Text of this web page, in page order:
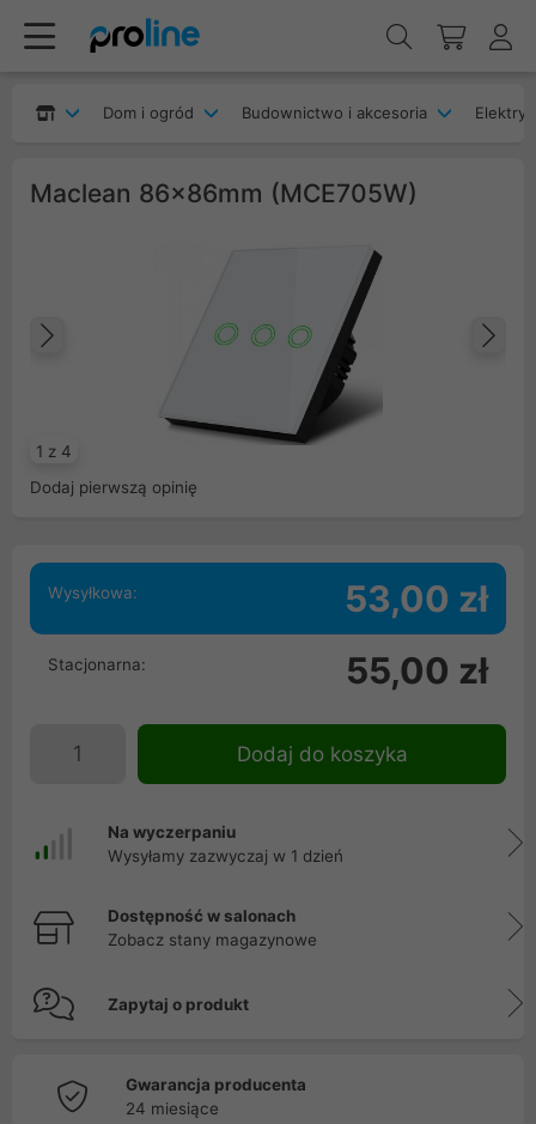
Dom i ogród Budownictwo i akcesoria
Maclean 86x86mm (MCE705W)
1 z 4
Poprzedni
Dodaj pierwszą opinię
Wysyłkowa: 53,00 zł
Stacjonarna: 55,00 zł
Dodaj do koszyka
Na wyczerpaniu
Wysyłamy zazwyczaj w 1 dzień
Dostępność w salonach
Zobacz stany magazynowe
Zapytaj o produkt
Gwarancja producenta
24 miesiące